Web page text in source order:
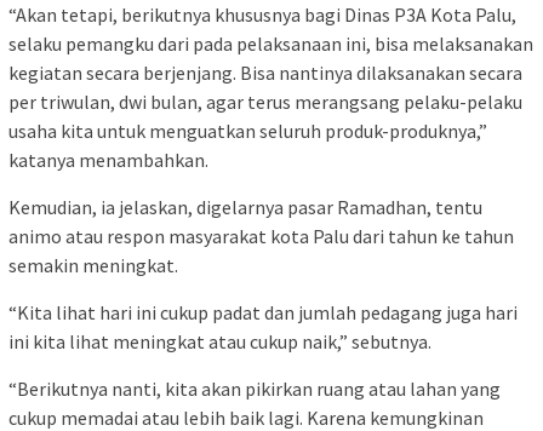
“Akan tetapi, berikutnya khususnya bagi Dinas P3A Kota Palu,
selaku pemangku dari pada pelaksanaan ini, bisa melaksanakan
kegiatan secara berjenjang. Bisa nantinya dilaksanakan secara
per triwulan, dwi bulan, agar terus merangsang pelaku-pelaku
usaha kita untuk menguatkan seluruh produk-produknya,”
katanya menambahkan.
Kemudian, ia jelaskan, digelarnya pasar Ramadhan, tentu
animo atau respon masyarakat kota Palu dari tahun ke tahun
semakin meningkat.
“Kita lihat hari ini cukup padat dan jumlah pedagang juga hari
ini kita lihat meningkat atau cukup naik,” sebutnya.
“Berikutnya nanti, kita akan pikirkan ruang atau lahan yang
cukup memadai atau lebih baik lagi. Karena kemungkinan